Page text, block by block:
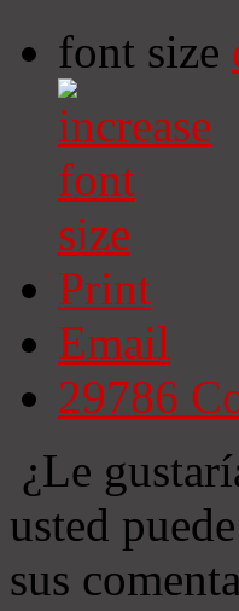
font size
Print
Email
29786
¿Le
usted
sus